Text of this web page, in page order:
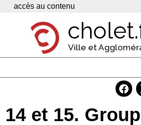
Panneau de gestion des cookies
accès au contenu
Ville et
Vivre à Cholet
14 et 15.